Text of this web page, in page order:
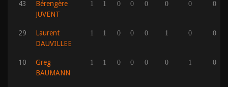
43
Bérengère
JUVENT
1 1 0 0 0 0 0 0
29
Laurent
DAUVILLEE
1 1 0 0 0 1 0 0
10
Greg
BAUMANN
1 1 0 0 0 0 1 0